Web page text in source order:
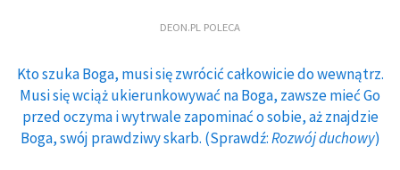
DEON.PL POLECA
Kto szuka Boga, musi się zwrócić całkowicie do wewnątrz.
Musi się wciąż ukierunkowywać na Boga, zawsze mieć Go
przed oczyma i wytrwale zapominać o sobie, aż znajdzie
Boga, swój prawdziwy skarb. (Sprawdź:Rozwój duchowy)